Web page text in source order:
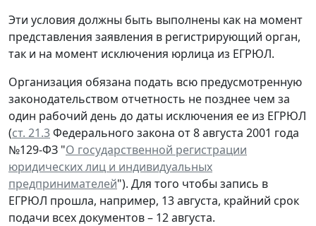
Эти условия должны быть выполнены как на момент
представления заявления в регистрирующий орган,
так и на момент исключения юрлица из ЕГРЮЛ.
Организация обязана подать всю предусмотренную
законодательством отчетность не позднее чем за
один рабочий день до даты исключения ее из ЕГРЮЛ
(ст. 21.3Федерального закона от 8 августа 2001 года
№129-ФЗ "О государственной регистрации
юридических лиц и индивидуальных
предпринимателей"). Для того чтобы запись в
ЕГРЮЛ прошла, например, 13 августа, крайний срок
подачи всех документов – 12 августа.